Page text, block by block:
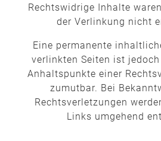
Rechtswidrige Inhalte
der Verlinkung nicht
Eine permanente
verlinkten Seiten ist
Anhaltspunkte einer
zumutbar. Bei
Rechtsverletzungen
Links umgehend